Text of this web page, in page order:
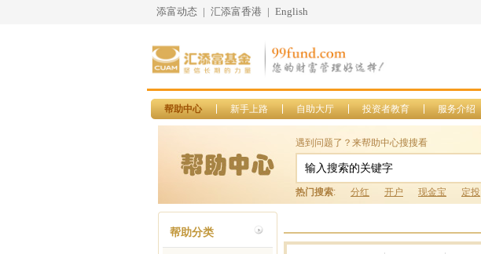
添富动态 | 汇添富香港 | English
帮助中心 新手上路 自助大厅 投资者教育 服务介绍
遇到问题了？来帮助中心搜搜看
热门搜索: 分红 开户 现金宝 定投
帮助分类